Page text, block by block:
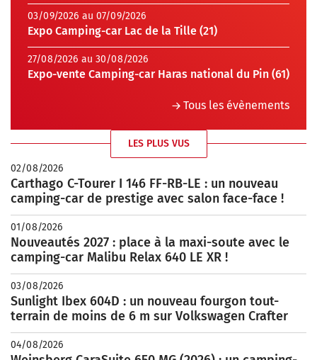
03/09/2026 au 07/09/2026
Expo Camping-car Lac de la Tille (21)
27/08/2026 au 30/08/2026
Expo-vente Camping-car Haras national du Pin (61)
Tous les évènements
LES PLUS VUS
02/08/2026
Carthago C-Tourer I 146 FF-RB-LE : un nouveau
camping-car de prestige avec salon face-face !
01/08/2026
Nouveautés 2027 : place à la maxi-soute avec le
camping-car Malibu Relax 640 LE XR !
03/08/2026
Sunlight Ibex 604D : un nouveau fourgon tout-
terrain de moins de 6 m sur Volkswagen Crafter
04/08/2026